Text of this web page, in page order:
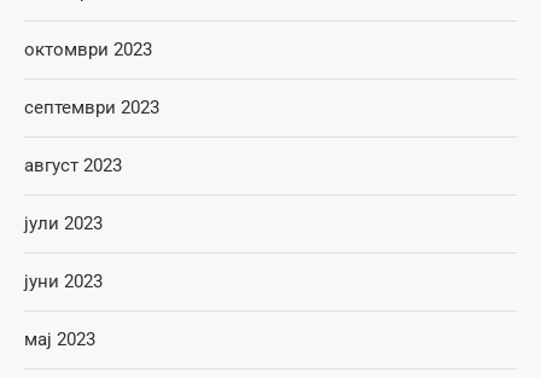
октомври 2023
септември 2023
август 2023
јули 2023
јуни 2023
мај 2023